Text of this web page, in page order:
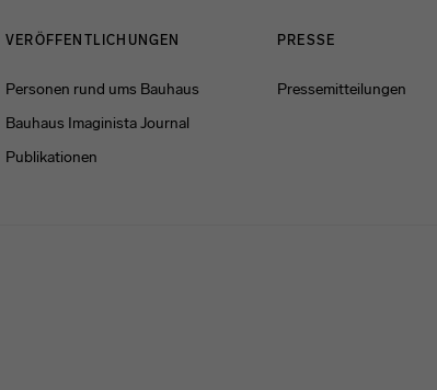
VERÖFFENTLICHUNGEN
Personen rund ums Bauhaus
Bauhaus Imaginista Journal
Publikationen
PRESSE
Pressemitteilungen